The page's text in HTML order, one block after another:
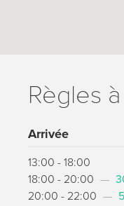
Règles
Arrivée
13:00 - 18:00
18:00 - 20:00 —
20:00 - 22:00 —